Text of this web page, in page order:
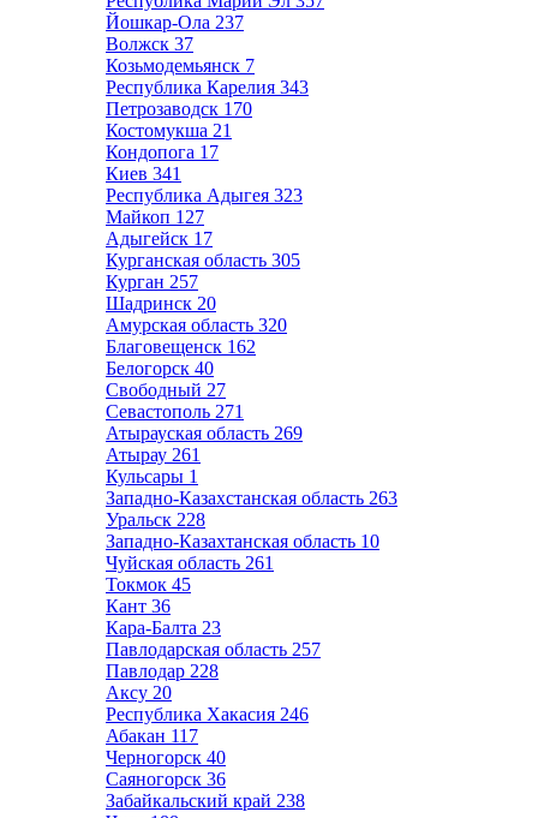
Йошкар-Ола 237
Волжск 37
Козьмодемьянск 7
Республика Карелия 343
Петрозаводск 170
Костомукша 21
Кондопога 17
Киев 341
Республика Адыгея 323
Майкоп 127
Адыгейск 17
Курганская область 305
Курган 257
Шадринск 20
Амурская область 320
Благовещенск 162
Белогорск 40
Свободный 27
Севастополь 271
Атырауская область 269
Атырау 261
Кульсары 1
Западно-Казахстанская область 263
Уральск 228
Западно-Казахтанская область 10
Чуйская область 261
Токмок 45
Кант 36
Кара-Балта 23
Павлодарская область 257
Павлодар 228
Аксу 20
Республика Хакасия 246
Абакан 117
Черногорск 40
Саяногорск 36
Забайкальский край 238